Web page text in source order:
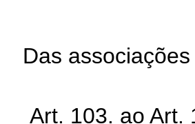
Das
Art. 103. ao Art.